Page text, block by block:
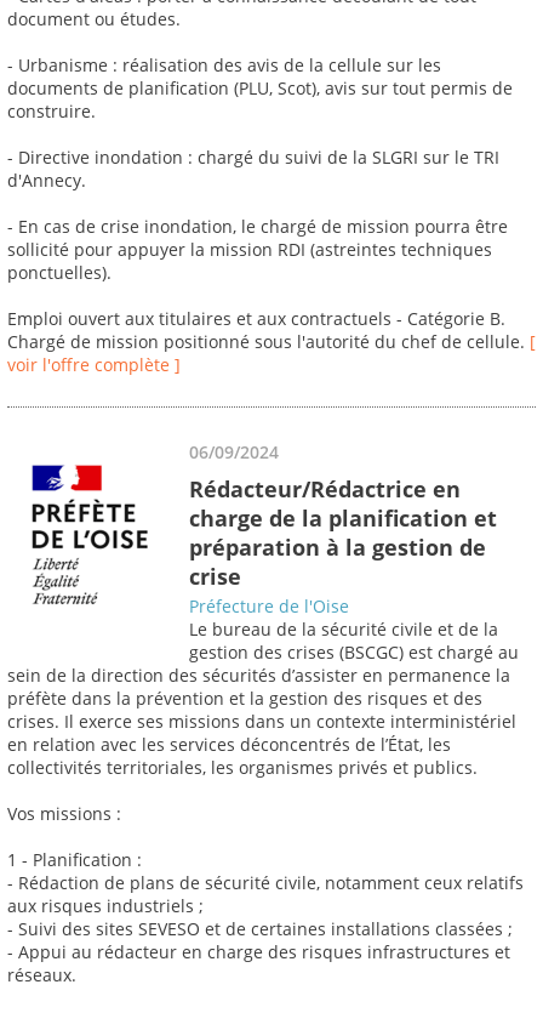
document ou études.
- Urbanisme : réalisation des avis de la cellule sur les
documents de planification (PLU, Scot), avis sur tout permis de
construire.
- Directive inondation : chargé du suivi de la SLGRI sur le TRI
d'Annecy.
- En cas de crise inondation, le chargé de mission pourra être
sollicité pour appuyer la mission RDI (astreintes techniques
ponctuelles).
Emploi ouvert aux titulaires et aux contractuels - Catégorie B.
Chargé de mission positionné sous l'autorité du chef de cellule. [
voir l'offre complète ]
06/09/2024
Rédacteur/Rédactrice en
charge de la planification et
préparation à la gestion de
crise
Préfecture de l'Oise
Le bureau de la sécurité civile et de la
gestion des crises (BSCGC) est chargé au
sein de la direction des sécurités d’assister en permanence la
préfète dans la prévention et la gestion des risques et des
crises. Il exerce ses missions dans un contexte interministériel
en relation avec les services déconcentrés de l’État, les
collectivités territoriales, les organismes privés et publics.
Vos missions :
1 - Planification :
- Rédaction de plans de sécurité civile, notamment ceux relatifs
aux risques industriels ;
- Suivi des sites SEVESO et de certaines installations classées ;
- Appui au rédacteur en charge des risques infrastructures et
réseaux.